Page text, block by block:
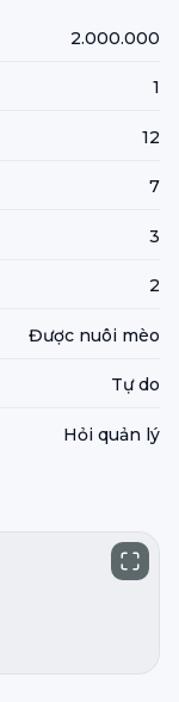
2.000.000
1
12
7
3
2
Được nuôi mèo
Tự do
Hỏi quản lý